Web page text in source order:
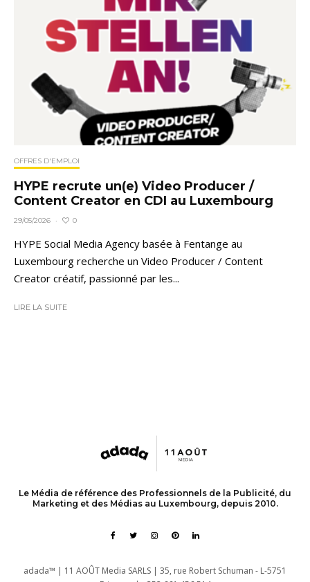
OFFRES D'EMPLOI
HYPE recrute un(e) Video Producer /
Content Creator en CDI au Luxembourg
29/05/2026 · 0
HYPE Social Media Agency basée à Fentange au
Luxembourg recherche un Video Producer / Content
Creator créatif, passionné par les...
LIRE LA SUITE
Le Média de référence des Professionnels de la Publicité, du
Marketing et des Médias au Luxembourg, depuis 2010.
adada™ | 11 AOÛT Media SARLS | 35, rue Robert Schuman - L-5751